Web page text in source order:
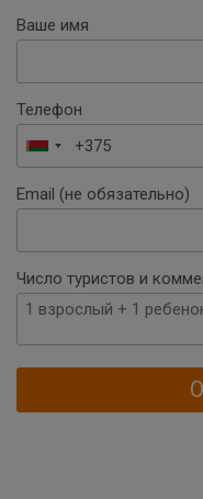
Ваше имя
Телефон
Беларусь
+375
Email (не обязательно)
Число туристов и